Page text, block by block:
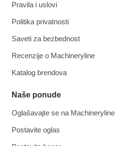
Pravila i uslovi
Politika privatnosti
Saveti za bezbednost
Recenzije o Machineryline
Katalog brendova
Naše ponude
Oglašavajte se na Machineryline
Postavite oglas